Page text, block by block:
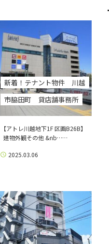
新着！テナント物件 川越
市脇田町 貸店舗事務所
【アトレ川越地下1F 区画B26B】
建物外観その他 &nb……
2025.03.06